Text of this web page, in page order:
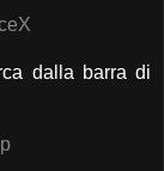
dalla barra di